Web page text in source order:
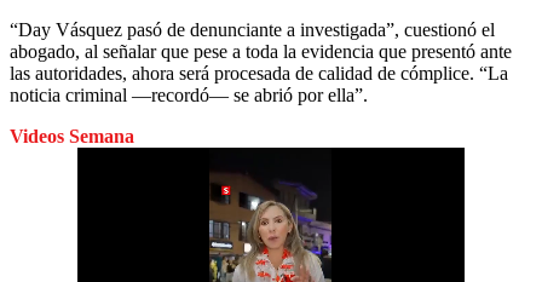
“Day Vásquez pasó de denunciante a investigada”, cuestionó el
abogado, al señalar que pese a toda la evidencia que presentó ante
las autoridades, ahora será procesada de calidad de cómplice. “La
noticia criminal ―recordó― se abrió por ella”.
Videos Semana